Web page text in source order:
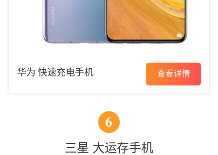
华为 快速充电手机 查看详情
6
三星 大运存手机